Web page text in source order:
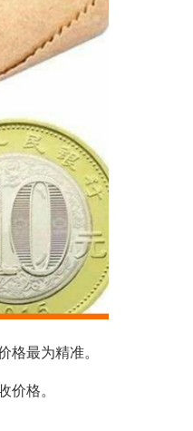
最为精准。
格。